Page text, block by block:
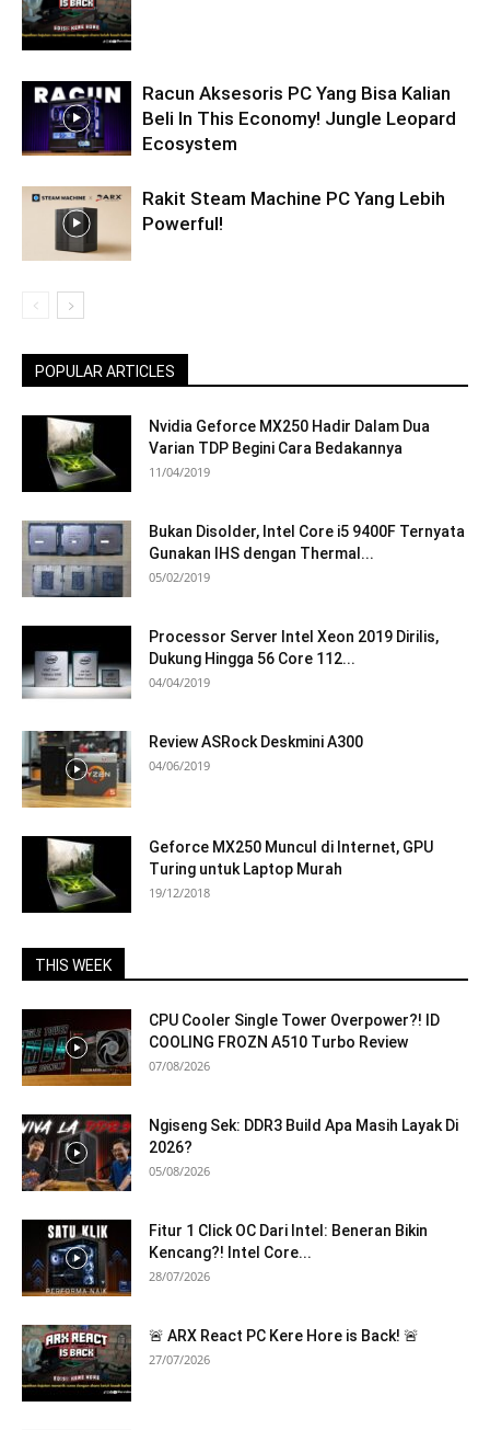
Racun Aksesoris PC Yang Bisa Kalian
Beli In This Economy! Jungle Leopard
Ecosystem
Rakit Steam Machine PC Yang Lebih
Powerful!
POPULAR ARTICLES
Nvidia Geforce MX250 Hadir Dalam Dua
Varian TDP Begini Cara Bedakannya
11/04/2019
Bukan Disolder, Intel Core i5 9400F Ternyata
Gunakan IHS dengan Thermal...
05/02/2019
Processor Server Intel Xeon 2019 Dirilis,
Dukung Hingga 56 Core 112...
04/04/2019
Review ASRock Deskmini A300
04/06/2019
Geforce MX250 Muncul di Internet, GPU
Turing untuk Laptop Murah
19/12/2018
THIS WEEK
CPU Cooler Single Tower Overpower?! ID
COOLING FROZN A510 Turbo Review
07/08/2026
Ngiseng Sek: DDR3 Build Apa Masih Layak Di
2026?
05/08/2026
Fitur 1 Click OC Dari Intel: Beneran Bikin
Kencang?! Intel Core...
28/07/2026
🚨 ARX React PC Kere Hore is Back! 🚨
27/07/2026